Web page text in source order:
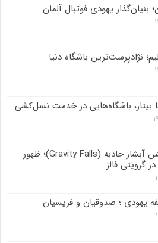
بنیان‌گذار یهودی فوتبال آلمان
نژادپرست‌ترین باشگاه دنیا
بیتار، باشگاه‌هایی در خدمت نسل‌کشی
نقد انیمیشن آبشار جاذبه (Gravity Falls)؛ ظهور
گرویتی فالز
یهودی ؛ صدوقیان و فریسیان